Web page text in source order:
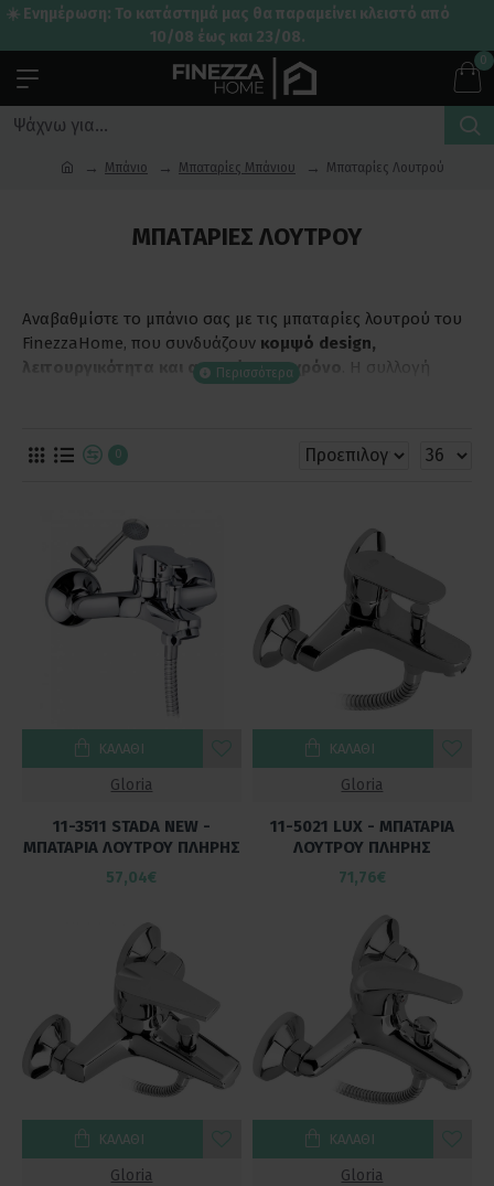
☀️ Ενημέρωση: Το κατάστημά μας θα παραμείνει κλειστό από
10/08 έως και 23/08.
0
Μπάνιο Μπαταρίες Μπάνιου Μπαταρίες Λουτρού
ΜΠΑΤΑΡΊΕΣ ΛΟΥΤΡΟΎ
Αναβαθμίστε το μπάνιο σας με τις μπαταρίες λουτρού του
FinezzaHome, που συνδυάζουν κομψό design,
λειτουργικότητα και αντοχή στον χρόνο
. Η συλλογή
βρείτε τη λύση που ταιριάζει στον προσωπικό σας
χαρακτήρα και στο στυλ του μπάνιου σας.
Οι μπαταρίες λουτρού μας προσφέρουν
αξιόπιστη
απόδοση, εύκολη χρήση και υψηλή αισθητική,
εξασφαλίζοντας μια άνετη και ανανεωτική εμπειρία στο
μπάνιο. Επιλέξτε ανάμεσα σε υλικά υψηλής ποιότητας και
σύγχρονα σχέδια για να δημιουργήσετε έναν χώρο που
συνδυάζει πολυτέλεια, πρακτικότητα και κομψότητα.
Με τις μπαταρίες λουτρού του FinezzaHome, κάθε μπάνιο
μετατρέπεται σε ένανλειτουργικό, ασφαλή και αισθητικά
αναβαθμισμένο χώρο
, όπου η καθημερινή φροντίδα
γίνεται απολαυστική και στυλάτη.
0
Gloria
11-3511 STADA NEW -
ΜΠΑΤΑΡΙΑ ΛΟΥΤΡΟΥ ΠΛΗΡΗΣ
57,04€
ΚΑΛΆΘΙ
Gloria
11-5021 LUX - ΜΠΑΤΑΡΙΑ
ΛΟΥΤΡΟΥ ΠΛΗΡΗΣ
71,76€
ΚΑΛΆΘΙ
Gloria
ΚΑΛΆΘΙ
Gloria
ΚΑΛΆΘΙ